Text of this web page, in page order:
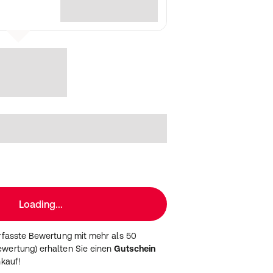
Loading...
Bewertung mit mehr als 50
erhalten Sie einenGutschein